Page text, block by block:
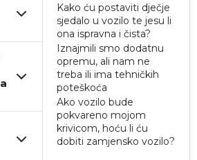
Kako ću postaviti dječje
sjedalo u vozilo te jesu li
ona ispravna i čista?
Iznajmili smo dodatnu
opremu, ali nam ne
treba ili ima tehničkih
poteškoća
Ako vozilo bude
pokvareno mojom
krivicom, hoću li ću
dobiti zamjensko vozilo?